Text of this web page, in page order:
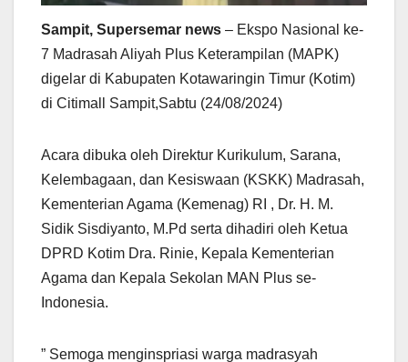
Sampit, Supersemar news – Ekspo Nasional ke-
7 Madrasah Aliyah Plus Keterampilan (MAPK)
digelar di Kabupaten Kotawaringin Timur (Kotim)
di Citimall Sampit,Sabtu (24/08/2024)
Acara dibuka oleh Direktur Kurikulum, Sarana,
Kelembagaan, dan Kesiswaan (KSKK) Madrasah,
Kementerian Agama (Kemenag) RI , Dr. H. M.
Sidik Sisdiyanto, M.Pd serta dihadiri oleh Ketua
DPRD Kotim Dra. Rinie, Kepala Kementerian
Agama dan Kepala Sekolan MAN Plus se-
Indonesia.
” Semoga menginspriasi warga madrasyah